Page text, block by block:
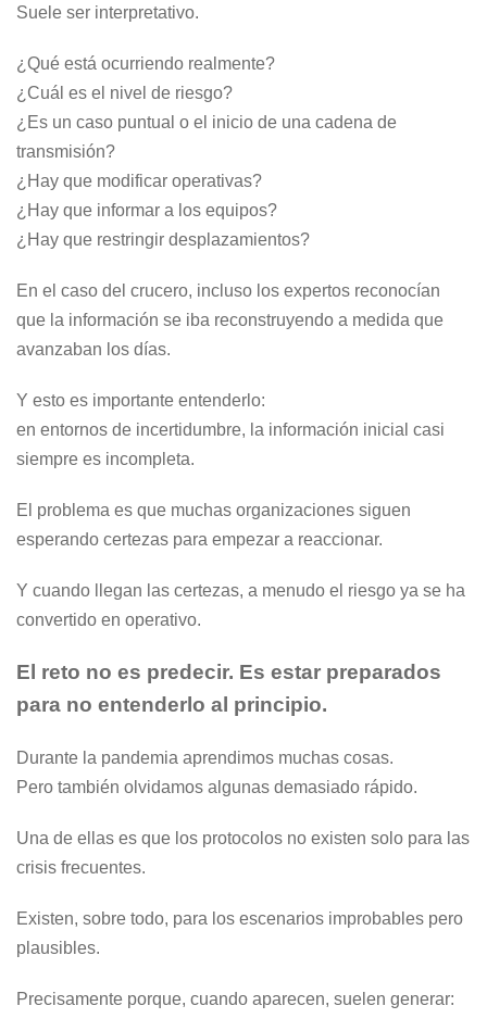
Suele ser interpretativo.
¿Qué está ocurriendo realmente?
¿Cuál es el nivel de riesgo?
¿Es un caso puntual o el inicio de una cadena de
transmisión?
¿Hay que modificar operativas?
¿Hay que informar a los equipos?
¿Hay que restringir desplazamientos?
En el caso del crucero, incluso los expertos reconocían
que la información se iba reconstruyendo a medida que
avanzaban los días.
Y esto es importante entenderlo:
en entornos de incertidumbre, la información inicial casi
siempre es incompleta.
El problema es que muchas organizaciones siguen
esperando certezas para empezar a reaccionar.
Y cuando llegan las certezas, a menudo el riesgo ya se ha
convertido en operativo.
El reto no es predecir. Es estar preparados
para no entenderlo al principio.
Durante la pandemia aprendimos muchas cosas.
Pero también olvidamos algunas demasiado rápido.
Una de ellas es que los protocolos no existen solo para las
crisis frecuentes.
Existen, sobre todo, para los escenarios improbables pero
plausibles.
Precisamente porque, cuando aparecen, suelen generar: